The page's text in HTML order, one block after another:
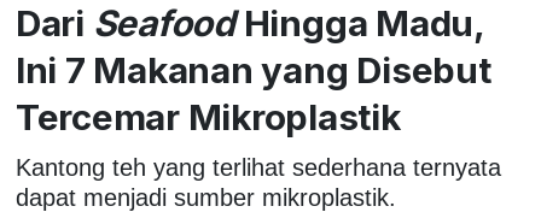
Dari SeafoodHingga Madu,
Ini 7 Makanan yang Disebut
Tercemar Mikroplastik
Kantong teh yang terlihat sederhana ternyata
dapat menjadi sumber mikroplastik.